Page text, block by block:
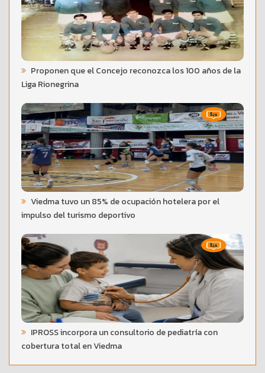
Proponen que el Concejo reconozca los 100 años de la
Liga Rionegrina
Viedma tuvo un 85% de ocupación hotelera por el
impulso del turismo deportivo
IPROSS incorpora un consultorio de pediatría con
cobertura total en Viedma